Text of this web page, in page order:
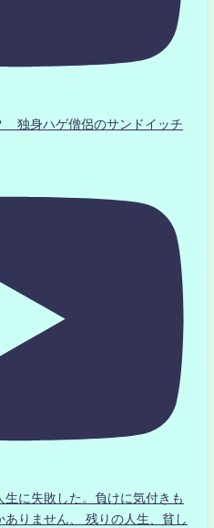
独身ハゲ僧侶のサンドイッチ
に失敗した。負けに気付きも
りません、 残りの人生、貧し